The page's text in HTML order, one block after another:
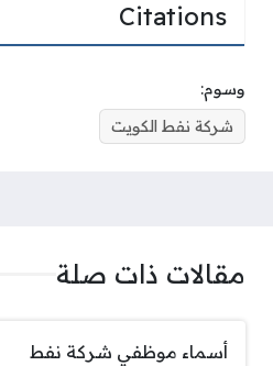
Citations
وسوم:
شركة نفط الكويت
مقالات ذات صلة
أسماء موظفي شركة نفط